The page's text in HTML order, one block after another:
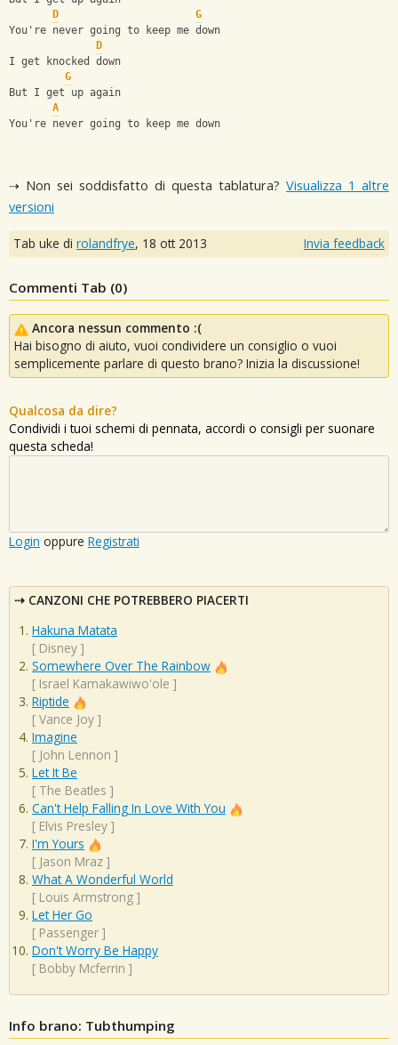
D
G
You're never going to keep me down
D
I get knocked down
G
But I get up again
A
You're never going to keep me down
⇢ Non sei soddisfatto di questa tablatura? Visualizza 1 altre
versioni
Tab uke di rolandfrye, 18 ott 2013 Invia feedback
Commenti Tab (0)
Ancora nessun commento :(
Hai bisogno di aiuto, vuoi condividere un consiglio o vuoi
semplicemente parlare di questo brano? Inizia la discussione!
Qualcosa da dire?
Condividi i tuoi schemi di pennata, accordi o consigli per suonare
questa scheda!
Login oppure Registrati
CANZONI CHE POTREBBERO PIACERTI
Hakuna Matata
[ Disney ]
Somewhere Over The Rainbow
[ Israel Kamakawiwo'ole ]
Riptide
[ Vance Joy ]
Imagine
[ John Lennon ]
Let It Be
[ The Beatles ]
Can't Help Falling In Love With You
[ Elvis Presley ]
I'm Yours
[ Jason Mraz ]
What A Wonderful World
[ Louis Armstrong ]
Let Her Go
[ Passenger ]
Don't Worry Be Happy
[ Bobby Mcferrin ]
Info brano: Tubthumping